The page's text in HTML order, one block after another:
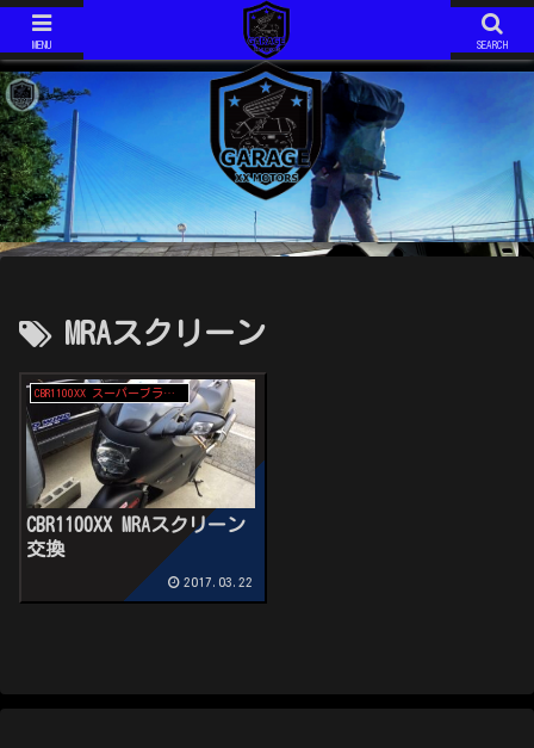
ジムニーJIMNY JA11V改
モトコンポ MOTOCOMPO AB12
モトコンポ MOTOCOMPO AB12 年式は不明です。 コンパクトに折り畳み可能な、HONDAが誇る？ミニバイクです。 ガソリンスタンドでは必ず話しかけられます。 ミニマムキャンプ仕様に、改造中！
MRAスクリーン
CBR1100XX スーパーブラックバード
CBR1100XX MRAスクリーン
交換
2017.03.22
MENU SEARCH